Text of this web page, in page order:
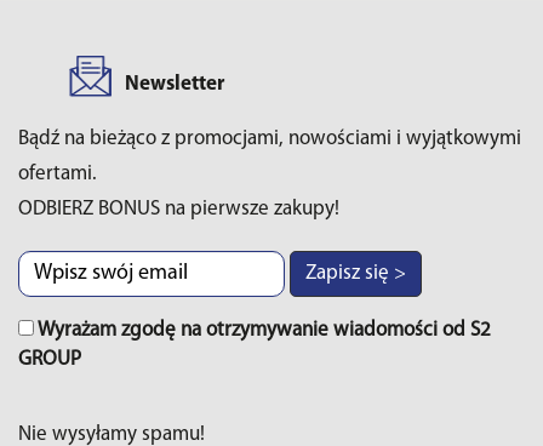
Newsletter
Bądź na bieżąco z promocjami, nowościami i wyjątkowymi
ofertami.
ODBIERZ BONUS na pierwsze zakupy!
Zapisz się >
Wyrażam zgodę na otrzymywanie wiadomości od S2
GROUP
Nie wysyłamy spamu!